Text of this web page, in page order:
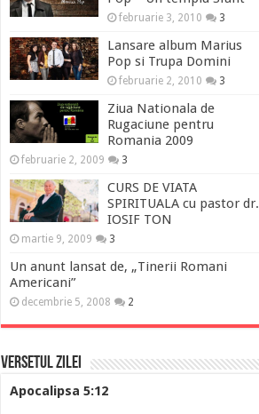
februarie 3, 2010 3
Lansare album Marius
Pop si Trupa Domini
februarie 2, 2010 3
Ziua Nationala de
Rugaciune pentru
Romania 2009
februarie 2, 2009 3
CURS DE VIATA
SPIRITUALA cu pastor dr.
IOSIF TON
martie 9, 2009 3
Un anunt lansat de, „Tinerii Romani
Americani”
decembrie 5, 2008 2
Versetul Zilei
Apocalipsa 5:12